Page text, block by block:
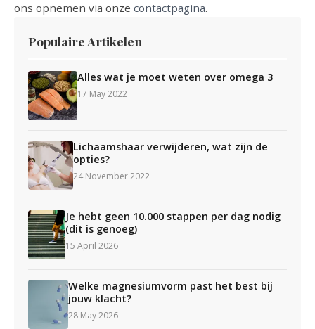
ons opnemen via onze contactpagina.
Populaire Artikelen
Alles wat je moet weten over omega 3
17 May 2022
Lichaamshaar verwijderen, wat zijn de
opties?
24 November 2022
Je hebt geen 10.000 stappen per dag nodig
(dit is genoeg)
15 April 2026
Welke magnesiumvorm past het best bij
jouw klacht?
28 May 2026